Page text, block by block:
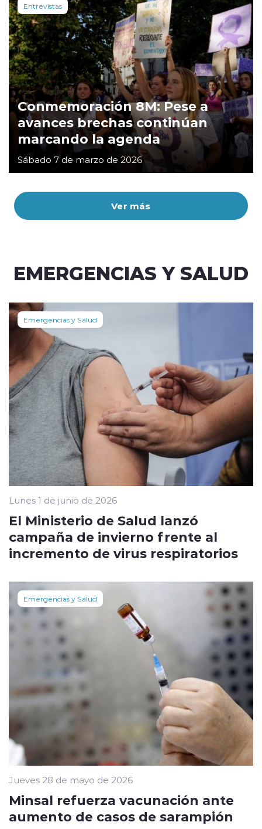
Ver más
Entrevistas
Conmemoración 8M: Pese a
avances brechas continúan
marcando la agenda
Sábado 7 de marzo de 2026
EMERGENCIAS Y SALUD
Emergencias y Salud
Lunes 1 de junio de 2026
El Ministerio de Salud lanzó
campaña de invierno frente al
incremento de virus respiratorios
Emergencias y Salud
Jueves 28 de mayo de 2026
Minsal refuerza vacunación ante
aumento de casos de sarampión